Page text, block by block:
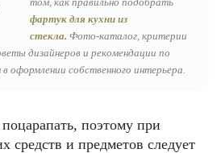
фартук для кухни из
стекла. Фото-каталог, критерии
дизайнеров и рекомендации по
оформлении собственного интерьера.
поэтому при
и предметов следует